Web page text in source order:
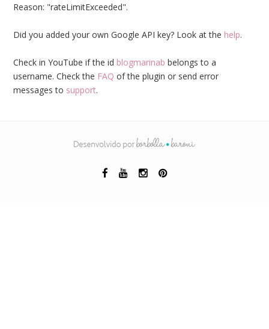
Reason: "rateLimitExceeded".
Did you added your own Google API key? Look at the help.
Check in YouTube if the id blogmarinab belongs to a
username. Check the FAQ of the plugin or send error
messages to support.